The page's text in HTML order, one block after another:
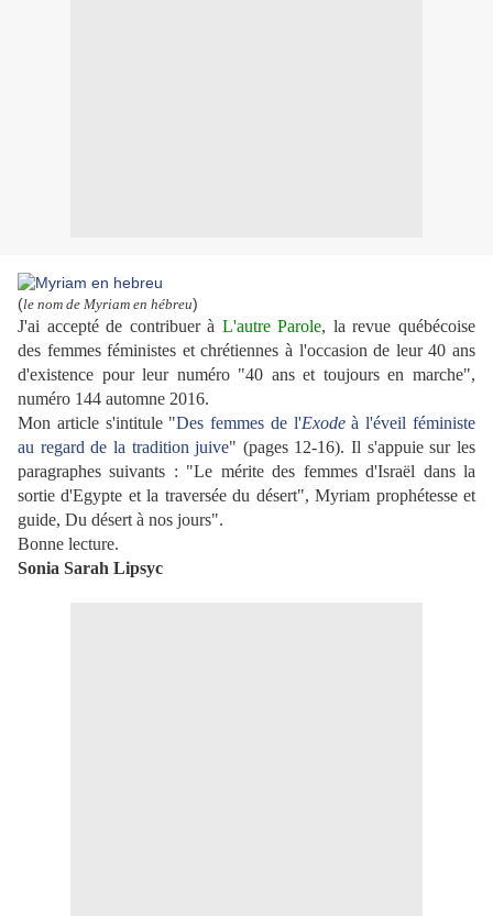
(le nom de Myriam en hébreu)
J'ai accepté de contribuer à L'autre Parole, la revue québécoise
des femmes féministes et chrétiennes à l'occasion de leur 40 ans
d'existence pour leur numéro "40 ans et toujours en marche",
numéro 144 automne 2016.
Mon article s'intitule "Des femmes de l'Exodeà l'éveil féministe
au regard de la tradition juive" (pages 12-16). Il s'appuie sur les
paragraphes suivants : "Le mérite des femmes d'Israël dans la
sortie d'Egypte et la traversée du désert", Myriam prophétesse et
guide, Du désert à nos jours".
Bonne lecture.
Sonia Sarah Lipsyc